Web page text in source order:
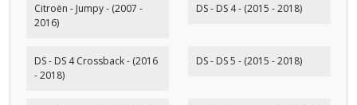
Citroën - Jumpy - (2007 -
2016)
DS - DS 4 - (2015 - 2018)
DS - DS 4 Crossback - (2016
- 2018)
DS - DS 5 - (2015 - 2018)